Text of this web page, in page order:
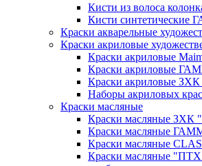
Кисти из волоса
Кисти синтетические
Краски акварельные
Краски акриловые
Краски акриловые
Краски акриловые
Краски акриловые ЗХК
Наборы акриловых
Краски масляные
Краски масляные ЗХК
Краски масляные
Краски масляные
Краски масляные